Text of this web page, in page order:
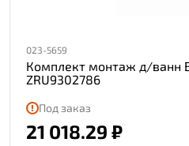
023-5659
Комплект монтаж д/ванн
ZRU9302786
Под заказ
21 018.29 ₽